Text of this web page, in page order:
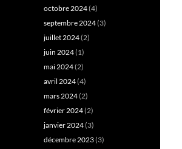
octobre 2024(4)
septembre 2024(3)
juillet 2024(2)
juin 2024(1)
mai 2024(2)
avril 2024(4)
mars 2024(2)
février 2024(2)
janvier 2024(3)
décembre 2023(3)